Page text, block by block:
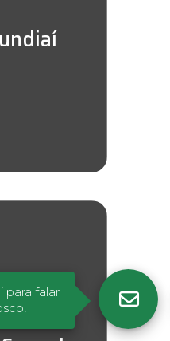
para falar